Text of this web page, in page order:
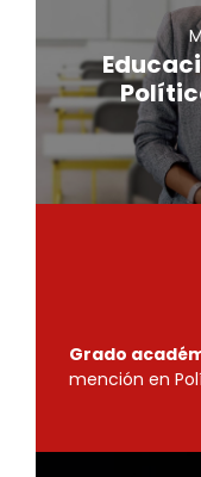
Grado
mención en